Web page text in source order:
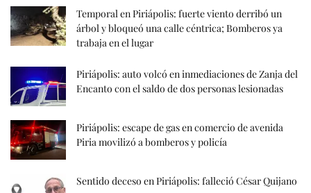
Temporal en Piriápolis: fuerte viento derribó un
árbol y bloqueó una calle céntrica; Bomberos ya
trabaja en el lugar
Piriápolis: auto volcó en inmediaciones de Zanja del
Encanto con el saldo de dos personas lesionadas
Piriápolis: escape de gas en comercio de avenida
Piria movilizó a bomberos y policía
Sentido deceso en Piriápolis: falleció César Quijano